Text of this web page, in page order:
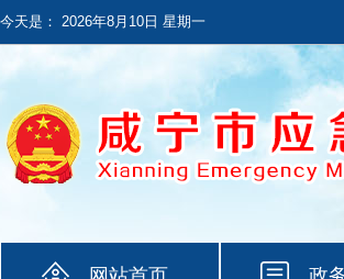
今天是： 2026年8月10日 星期一